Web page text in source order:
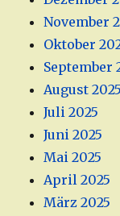
November
Oktober
September
August 2025
Juli 2025
Juni 2025
Mai 2025
April 2025
März 2025